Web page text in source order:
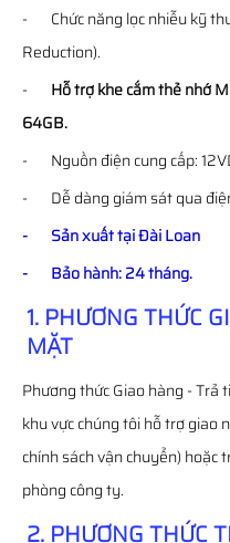
- Chức năng lọc nhiễu kỹ
Reduction).
- Hỗ trợ khe cắm thẻ nhớ
64GB.
- Nguồn điện cung cấp:
- Dễ dàng giám sát qua
- Sản xuất tại Đài Loan
- Bảo hành: 24 tháng.
1. PHƯƠNG THỨC
MẶT
Phương thức Giao hàng - Trả
khu vực chúng tôi hỗ trợ giao
chính sách vận chuyển)
phòng công ty.
2. PHƯƠNG THỨC